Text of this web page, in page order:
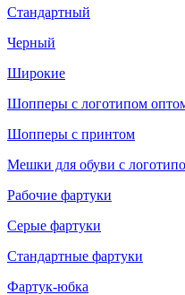
Стандартный
Черный
Широкие
Шопперы с логотипом
Шопперы с принтом
Мешки для обуви с
Рабочие фартуки
Серые фартуки
Стандартные фартуки
Фартук-юбка